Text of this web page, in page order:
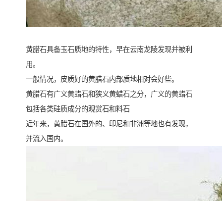
黄腊石具备玉石质地的特性，早在云南龙陵发现并被利
用。
一般情况，皮质好的黄腊石内部质地相对会好些。
黄腊石有广义黄蜡石和狭义黄蜡石之分，广义的黄蜡石
包括各类硅质成分的观赏石和料石
近年来，黄腊石在国外的、印尼和非洲等地也有发现，
并流入国内。